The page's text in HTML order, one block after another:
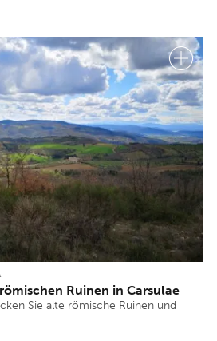
Ruinen in Carsulae
Sie alte römische Ruinen und